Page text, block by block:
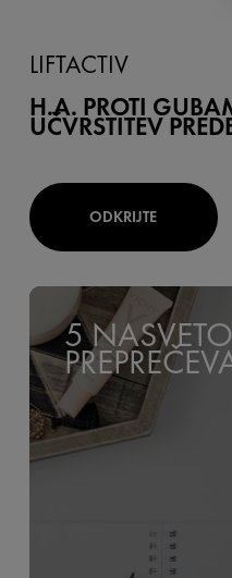
LIFTACTIV
H.A. PROTI
UČVRSTITEV
ODKRIJTE
5